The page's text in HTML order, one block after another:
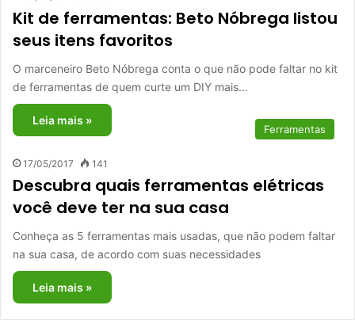
Kit de ferramentas: Beto Nóbrega listou
seus itens favoritos
O marceneiro Beto Nóbrega conta o que não pode faltar no kit
de ferramentas de quem curte um DIY mais…
Leia mais »
Ferramentas
17/05/2017 141
Descubra quais ferramentas elétricas
você deve ter na sua casa
Conheça as 5 ferramentas mais usadas, que não podem faltar
na sua casa, de acordo com suas necessidades
Leia mais »